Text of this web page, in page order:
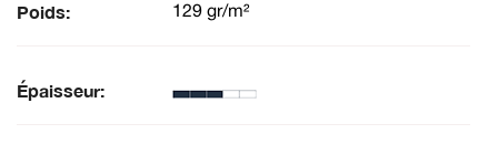
Poids: 129 gr/m²
Épaisseur: